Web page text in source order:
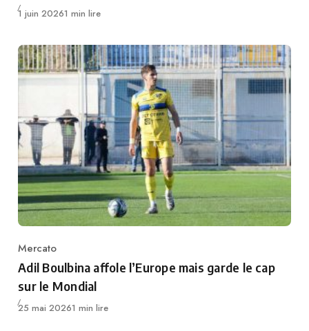
Publié
1 juin 20261 min lire
Category
Mercato
Adil Boulbina affole l’Europe mais garde le cap
sur le Mondial
Publié
25 mai 20261 min lire